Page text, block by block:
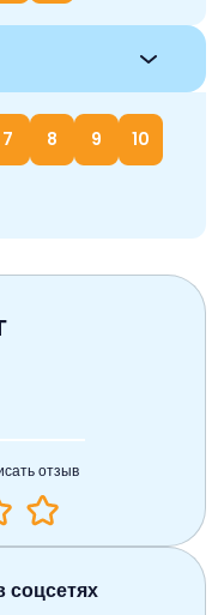
7 8 9 10
отзыв
соцсетях